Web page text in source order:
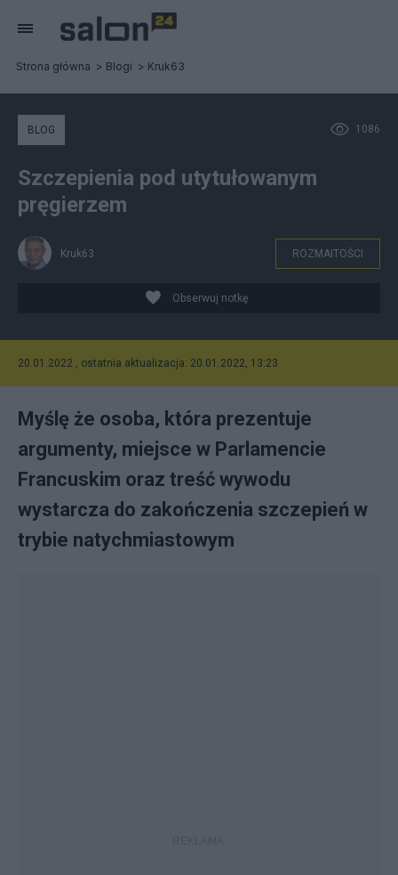
Strona główna Blogi Kruk63
1086
BLOG
Szczepienia pod utytułowanym
pręgierzem
Kruk63 ROZMAITOŚCI
Obserwuj notkę
20.01.2022 , ostatnia aktualizacja: 20.01.2022, 13:23
Myślę że osoba, która prezentuje
argumenty, miejsce w Parlamencie
Francuskim oraz treść wywodu
wystarcza do zakończenia szczepień w
trybie natychmiastowym